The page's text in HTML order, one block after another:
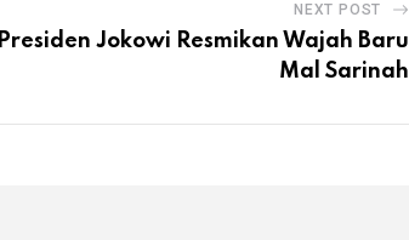
NEXT POST
Presiden Jokowi Resmikan Wajah Baru
Mal Sarinah